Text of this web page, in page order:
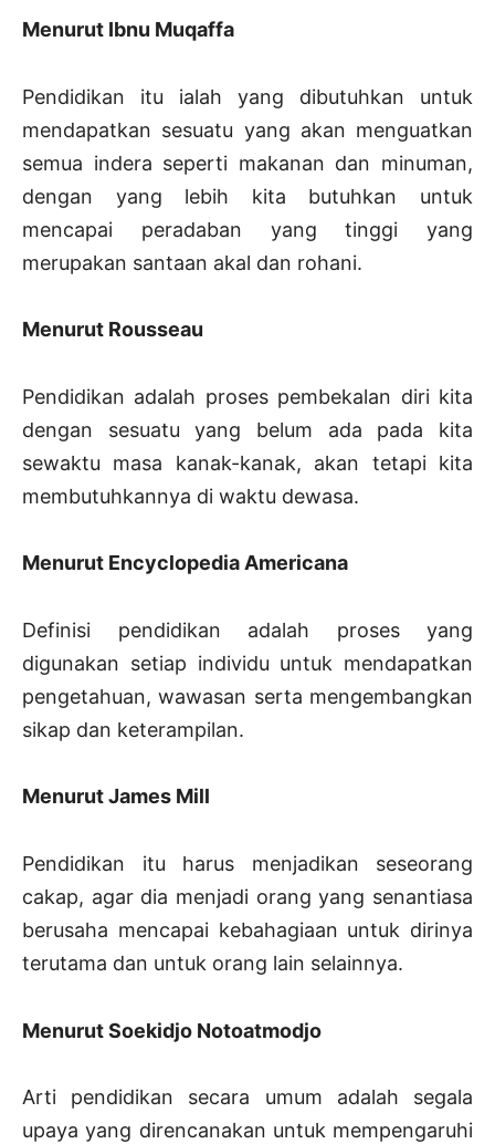
Menurut Ibnu Muqaffa
Pendidikan itu ialah yang dibutuhkan untuk
mendapatkan sesuatu yang akan menguatkan
semua indera seperti makanan dan minuman,
dengan yang lebih kita butuhkan untuk
mencapai peradaban yang tinggi yang
merupakan santaan akal dan rohani.
Menurut Rousseau
Pendidikan adalah proses pembekalan diri kita
dengan sesuatu yang belum ada pada kita
sewaktu masa kanak-kanak, akan tetapi kita
membutuhkannya di waktu dewasa.
Menurut Encyclopedia Americana
Definisi pendidikan adalah proses yang
digunakan setiap individu untuk mendapatkan
pengetahuan, wawasan serta mengembangkan
sikap dan keterampilan.
Menurut James Mill
Pendidikan itu harus menjadikan seseorang
cakap, agar dia menjadi orang yang senantiasa
berusaha mencapai kebahagiaan untuk dirinya
terutama dan untuk orang lain selainnya.
Menurut Soekidjo Notoatmodjo
Arti pendidikan secara umum adalah segala
upaya yang direncanakan untuk mempengaruhi